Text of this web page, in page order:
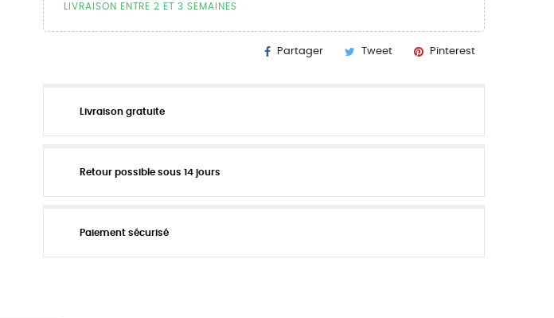
LIVRAISON ENTRE 2 ET 3 SEMAINES
Partager Tweet Pinterest
Livraison gratuite
Retour possible sous 14 jours
Paiement sécurisé